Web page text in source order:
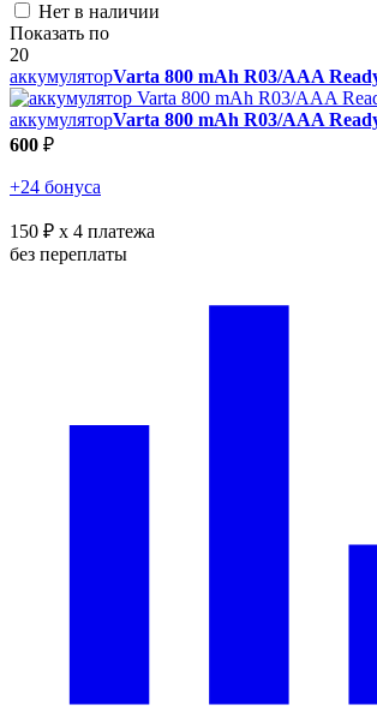
Нет в наличии
Показать по
20
аккумуляторVarta 800 mAh R03/AAA
аккумуляторVarta 800 mAh R03/AAA
600 ₽
+24 бонуса
150 ₽ x 4 платежа
без переплаты